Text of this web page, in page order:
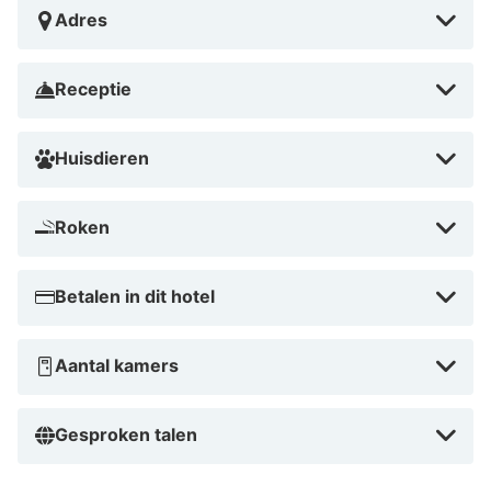
faciliteiten, is het ideaal voor zowel gezinnen als
hotel zo populair is voor een ontspannen verblijf! Of je
actieve vakantie, Novotel Lille Aeroport biedt alles wat
Adres
Receptie
Huisdieren
Roken
Betalen in dit hotel
Aantal kamers
Gesproken talen